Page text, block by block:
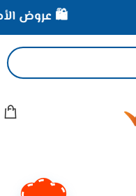
🛍️ عروض